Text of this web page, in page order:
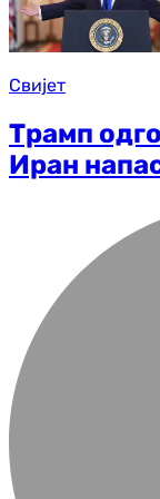
Свијет
Трамп
Иран